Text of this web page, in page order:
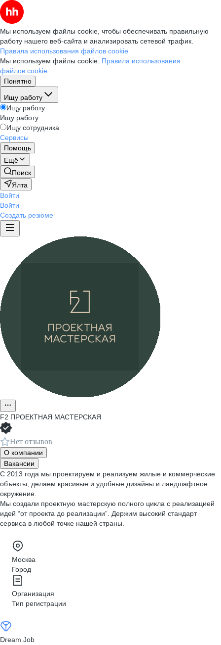
Мы используем файлы cookie, чтобы обеспечивать правильную
работу нашего веб-сайта и анализировать сетевой трафик.
Правила использования файлов cookie
Мы используем файлы cookie. Правила использования
файлов cookie
Понятно
Ищу работу
Ищу работу
Ищу работу
Ищу сотрудника
Сервисы
Помощь
Ещё
Поиск
Ялта
Войти
Войти
Создать резюме
F2 ПРОЕКТНАЯ МАСТЕРСКАЯ
Нет отзывов
О компании
Вакансии
С 2013 года мы проектируем и реализуем жилые и коммерческие
объекты, делаем красивые и удобные дизайны и ландшафтное
окружение.
Мы создали проектную мастерскую полного цикла с реализацией
идей “от проекта до реализации”. Держим высокий стандарт
сервиса в любой точке нашей страны.
Москва
Город
Организация
Тип регистрации
Dream Job